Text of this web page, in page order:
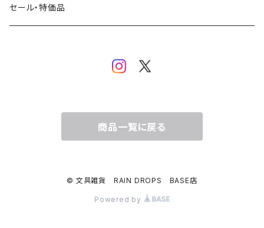
田村美紀
パピアプラッツ（作家もの）
倉敷意匠計画室
西淑
コーヒー・飲み物・クリームソーダ
イヌ・ワンちゃん
セール・特価品
商品一覧に戻る
© 文具雑貨 RAIN DROPS BASE店
Powered by